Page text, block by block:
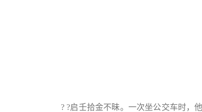
? ?启壬拾金不昧。一次坐公交车时，